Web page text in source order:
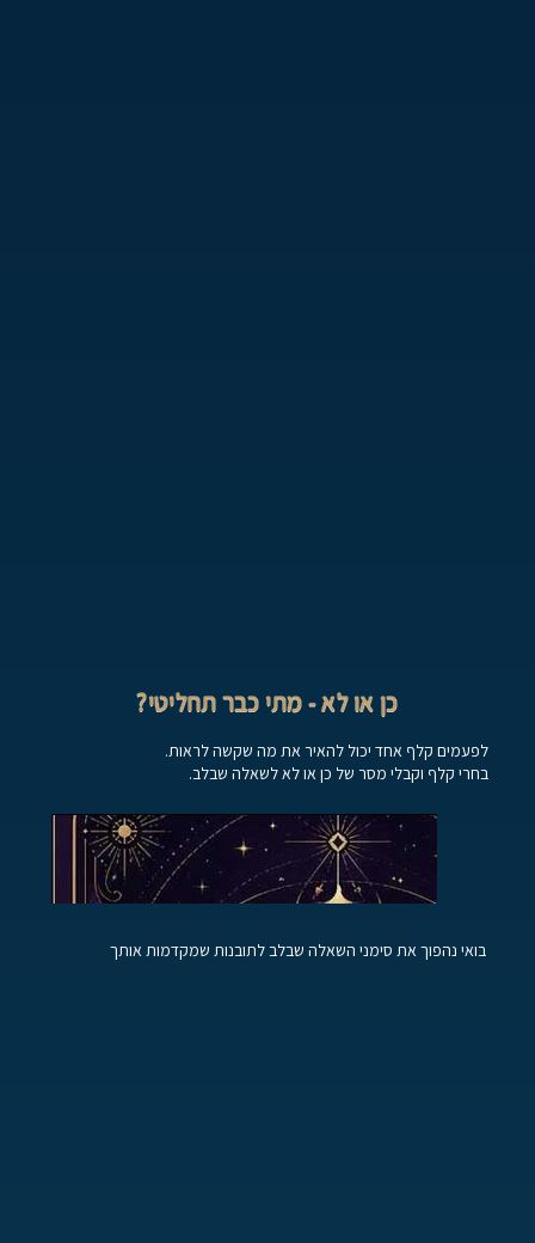
כן או לא - מתי כבר תחליטי?
לפעמים קלף אחד יכול להאיר את מה שקשה לראות.
בחרי קלף וקבלי מסר של כן או לא לשאלה שבלב.
בואי נהפוך את סימני השאלה שבלב לתובנות שמקדמות אותך